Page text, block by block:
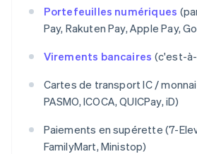
Portefeuilles numériques
Pay, Rakuten Pay, Apple Pay,
Virements bancaires (c'est-
Cartes de transport IC /
PASMO, ICOCA, QUICPay, iD)
Paiements en supérette (7-
FamilyMart, Ministop)